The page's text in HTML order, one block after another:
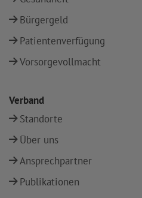
Bürgergeld
Patientenverfügung
Vorsorgevollmacht
Verband
Standorte
Über uns
Ansprechpartner
Publikationen